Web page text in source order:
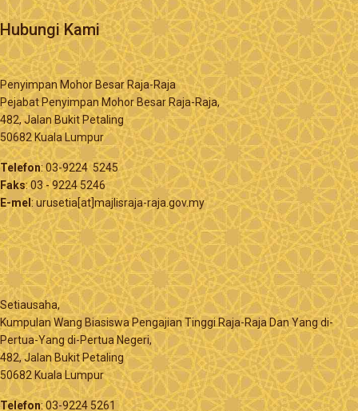
Hubungi Kami
Penyimpan Mohor Besar Raja-Raja
Pejabat Penyimpan Mohor Besar Raja-Raja,
482, Jalan Bukit Petaling
50682 Kuala Lumpur
Telefon: 03-9224 5245
Faks: 03 - 9224 5246
E-mel: urusetia[at]majlisraja-raja.gov.my
Setiausaha,
Kumpulan Wang Biasiswa Pengajian Tinggi Raja-Raja Dan Yang di-
Pertua-Yang di-Pertua Negeri,
482, Jalan Bukit Petaling
50682 Kuala Lumpur
Telefon: 03-9224 5261